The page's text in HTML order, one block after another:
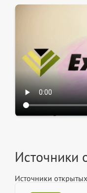
Источники
Источники